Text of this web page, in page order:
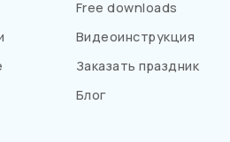
Free downloads
Видеоинструкция
Заказать праздник
Блог